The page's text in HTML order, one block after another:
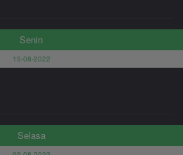
Senin
15-08-2022
Selasa